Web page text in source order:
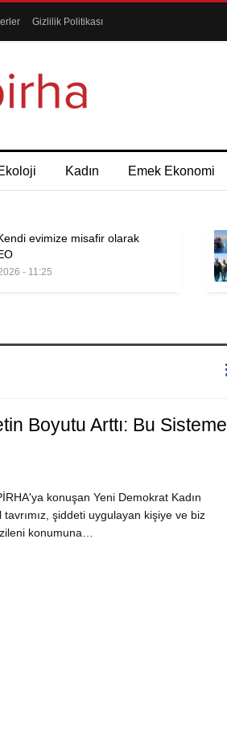
Gizlilik Politikası
Kadın Emek Ekonomi
evimize misafir olarak
- 11:25
Boyutu Arttı: Bu Sisteme
konuşan Yeni Demokrat Kadın
şiddeti uygulayan kişiye ve biz
konumuna…